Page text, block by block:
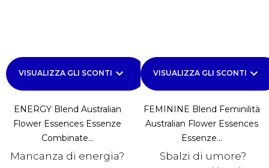
VISUALIZZA GLI SCONTI keyboard_arrow_down
ENERGY Blend Australian
Flower Essences Essenze
Combinate...
Mancanza di energia?
VISUALIZZA GLI SCONTI keyboard_arrow_down
FEMININE Blend Feminilità
Australian Flower Essences
Essenze...
Sbalzi di umore?